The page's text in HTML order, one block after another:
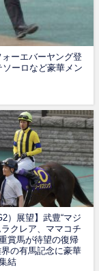
ォーエバーヤング登
ーロなど豪華メン
）展望】武豊“マジ
ラクレア、ママコチ
賞馬が待望の復帰
の有馬記念に豪華
結